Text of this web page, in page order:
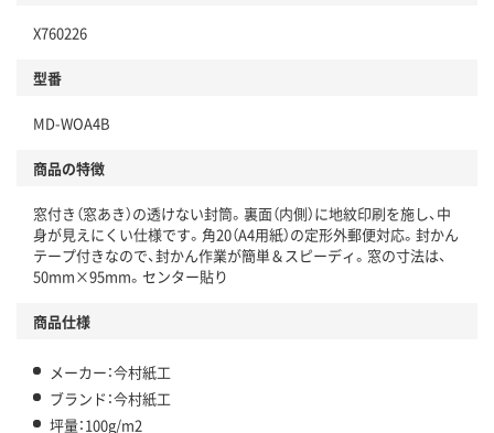
X760226
型番
MD-WOA4B
商品の特徴
窓付き（窓あき）の透けない封筒。裏面（内側）に地紋印刷を施し、中
身が見えにくい仕様です。角20（A4用紙）の定形外郵便対応。封かん
テープ付きなので、封かん作業が簡単＆スピーディ。窓の寸法は、
50mm×95mm。センター貼り
商品仕様
メーカー：今村紙工
ブランド：今村紙工
坪量：100g/m2